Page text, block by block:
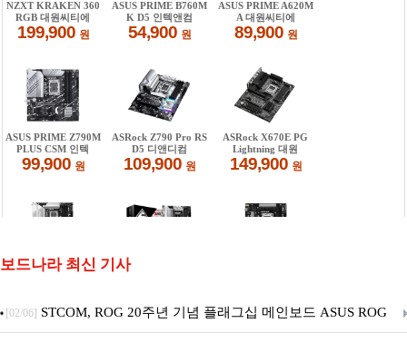
보드나라 최신 기사
[02/06] STCOM, ROG 20주년 기념 플래그십 메인보드 ASUS ROG